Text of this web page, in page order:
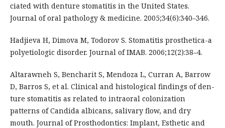
ciated with denture stomatitis in the United States.
Journal of oral pathology & medicine. 2005;34(6):340–346.
Hadjieva H, Dimova M, Todorov S. Stomatitis prosthetica-a
polyetiologic disorder. Journal of IMAB. 2006;12(2):38–4.
Altarawneh S, Bencharit S, Mendoza L, Curran A, Barrow
D, Barros S, et al. Clinical and histological findings of den-
ture stomatitis as related to intraoral colonization
patterns of Candida albicans, salivary flow, and dry
mouth. Journal of Prosthodontics: Implant, Esthetic and